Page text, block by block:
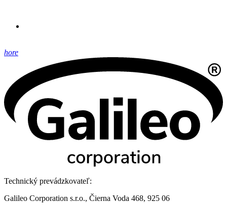
hore
Technický prevádzkovateľ:
Galileo Corporation s.r.o., Čierna Voda 468, 925 06